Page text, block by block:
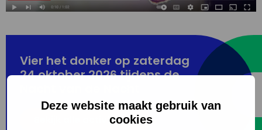
Deze website maakt gebruik van
cookies
Vier het donker op zaterdag
24 oktober 2026 tijdens de
Bekijk alle activiteiten